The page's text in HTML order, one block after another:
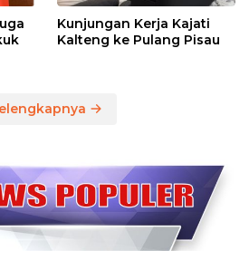
Kunjungan Kerja Kajati
Kalteng ke Pulang Pisau